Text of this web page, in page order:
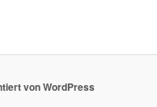
von WordPress